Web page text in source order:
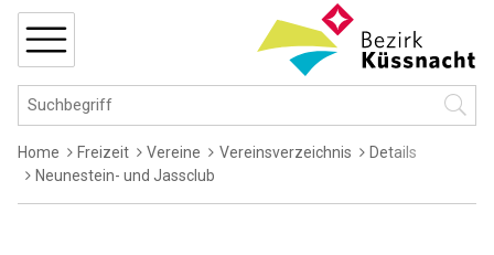
Navigieren in Küssnacht
Schnellnavigation
Hauptnavigation
Suchbegriff
Breadcrumb
Home Freizeit Vereine Vereinsverzeichnis
Details
Neunestein- und Jassclub